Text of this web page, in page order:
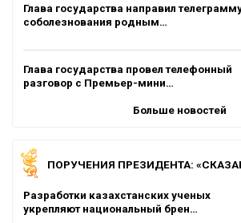
Глава государства направил
соболезнования родным…
Глава государства провел телефонный
разговор с Премьер-мини…
Больше новостей
ПОРУЧЕНИЯ ПРЕЗИДЕНТА:
Разработки казахстанских ученых
укрепляют национальный брен…